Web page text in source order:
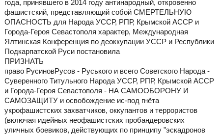
года, принявшего в 2014 году антинародный, откровенно
фашистский, представляющий собой СМЕРТЕЛЬНУЮ
ОПАСНОСТЬ для Народа УССР, РПР, Крымской АССР и
Города-Героя Севастополя характер, Международная
Ялтинская Конференция по деоккупации УССР и Республики
Подкарпатской Руси постановила
ПРИЗНАТЬ
право РусиновРусов - Руського и всего Советского Народа -
Суверенного Титульного Народа УССР, РПР, Крымской АССР
и Города-Героя Севастополя - НА САМООБОРОНУ И
САМОЗАЩИТУ и освобождение ис-под гнёта
укрофашистских захватчиков, оккупантов и террористов
(включая идейных неофашистских пробандеровских
уличных боевиков, действующих по принципу "эскадронов